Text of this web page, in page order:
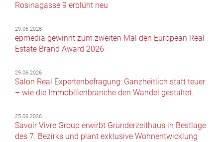
Rosinagasse 9 erblüht neu
29.06.2026
epmedia gewinnt zum zweiten Mal den European Real
Estate Brand Award 2026
29.06.2026
Salon Real Expertenbefragung: Ganzheitlich statt teuer
– wie die Immobilienbranche den Wandel gestaltet.
25.06.2026
Savoir Vivre Group erwirbt Gründerzeithaus in Bestlage
des 7. Bezirks und plant exklusive Wohnentwicklung